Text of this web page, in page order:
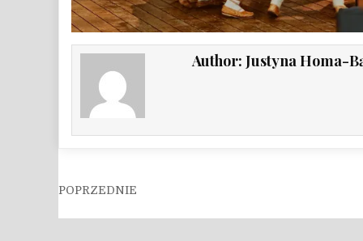
Author: Justyna Homa-
Nawigacja wpisu